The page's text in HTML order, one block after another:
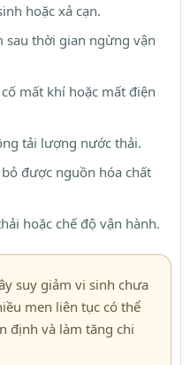
hoặc xả cạn.
sau thời gian ngừng vận
mất khí hoặc mất điện
tải lượng nước thải.
được nguồn hóa chất
hoặc chế độ vận hành.
suy giảm vi sinh chưa
men liên tục có thể
định và làm tăng chi